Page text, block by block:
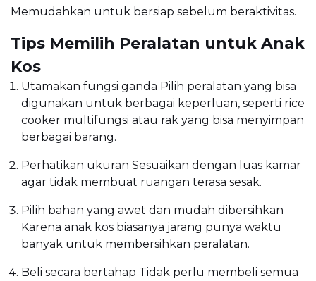
Memudahkan untuk bersiap sebelum beraktivitas.
Tips Memilih Peralatan untuk Anak
Kos
Utamakan fungsi ganda Pilih peralatan yang bisa
digunakan untuk berbagai keperluan, seperti rice
cooker multifungsi atau rak yang bisa menyimpan
berbagai barang.
Perhatikan ukuran Sesuaikan dengan luas kamar
agar tidak membuat ruangan terasa sesak.
Pilih bahan yang awet dan mudah dibersihkan
Karena anak kos biasanya jarang punya waktu
banyak untuk membersihkan peralatan.
Beli secara bertahap Tidak perlu membeli semua